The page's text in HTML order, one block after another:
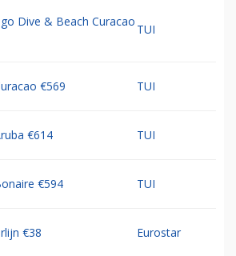
Dive & Beach Curacao
TUI
€569 TUI
€614 TUI
€594 TUI
€38 Eurostar